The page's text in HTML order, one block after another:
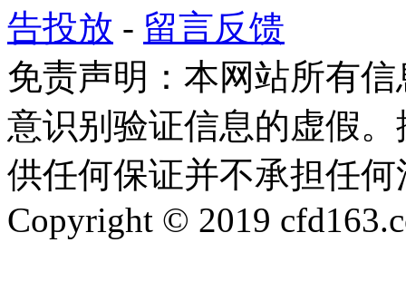
告投放 - 留言反馈
免责声明：本网站所有
意识别验证信息的虚假
供任何保证并不承担任
Copyright © 2019